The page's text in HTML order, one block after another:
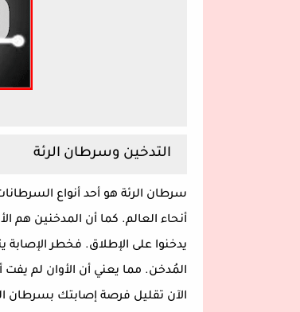
التدخين وسرطان الرئة
أنحاء العالم. كما أن المدخنين هم
يدخنوا على الإطلاق. فخطر
الآن تقليل فرصة إصابتك بسرطان